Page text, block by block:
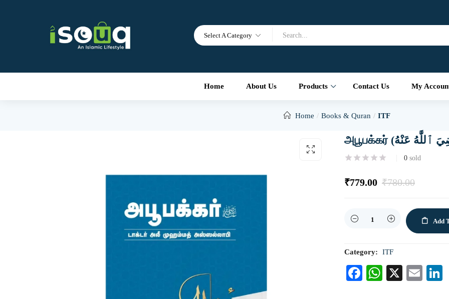
Select A Category
Home About Us Products Contact Us My
Home Books & Quran ITF
0 sold
₹779.00 ₹780.00
Quantity
Add
Category: ITF
Facebook
WhatsApp
X